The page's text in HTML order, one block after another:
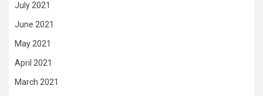
July 2021
June 2021
May 2021
April 2021
March 2021